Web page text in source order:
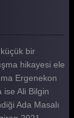
bir
hikayesi ele
Ergenekon
ise Ali Bilgin
Ada Masalı